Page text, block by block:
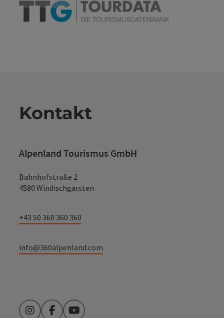
Kontakt
Alpenland Tourismus GmbH
Bahnhofstraße 2
4580 Windischgarsten
+43 50 360 360 360
info@360alpenland.com
InstagramFacebookYouTube